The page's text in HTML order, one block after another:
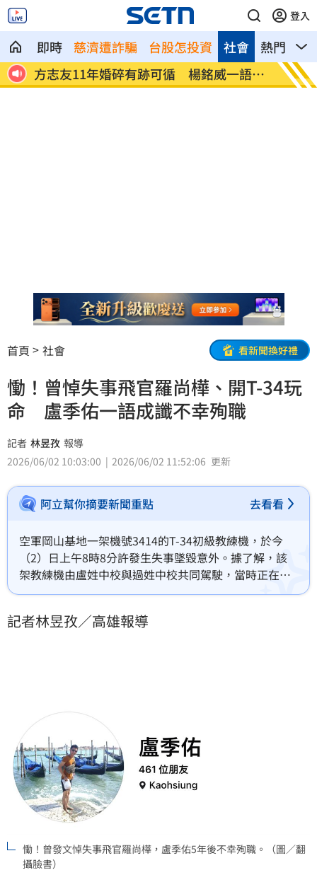
登入
即時 慈濟遭詐騙 台股怎投資 熱門 影
社會
方志友11年婚碎有跡可循 楊銘威一語成
讖
西門
首頁 社會 看新聞換好禮
慟！曾悼失事飛官羅尚樺、開T-34玩
命 盧季佑一語成讖不幸殉職
記者 林昱孜 報導
2026/06/02 10:03:00
2026/06/02 11:52:06 更新
阿立幫你摘要新聞重點 去看看
空軍岡山基地一架機號3414的T-34初級教練機，於今
（2）日上午8時8分許發生失事墜毀意外。據了解，該
架教練機由盧姓中校與過姓中校共同駕駛，當時正在執
行「模擬發動機失效」的航線訓練任務，隨後於跑道北
姓中校，曾在社群哀悼2021年殉職飛官羅尚樺，豈料5
記者林昱孜／高雄報導
慟！曾發文悼失事飛官羅尚樺，盧季佑5年後不幸殉職。（圖／翻
攝臉書）